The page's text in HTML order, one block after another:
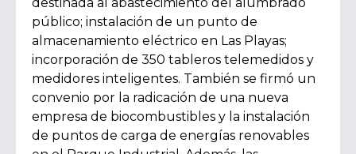
público; instalación de un punto de
almacenamiento eléctrico en Las Playas;
incorporación de 350 tableros telemedidos y
medidores inteligentes. También se firmó un
convenio por la radicación de una nueva
empresa de biocombustibles y la instalación
de puntos de carga de energías renovables